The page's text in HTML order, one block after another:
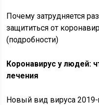
Почему затрудняется
защититься от
(подробности)
Коронавирус у людей:
лечения
Новый вид вируса